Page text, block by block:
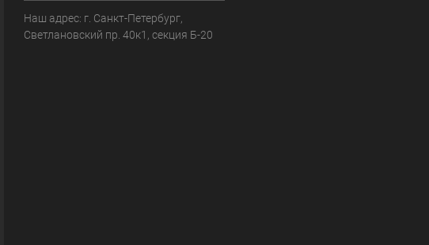
Наш адрес: г. Санкт-Петербург,
Светлановский пр. 40к1, секция Б-20